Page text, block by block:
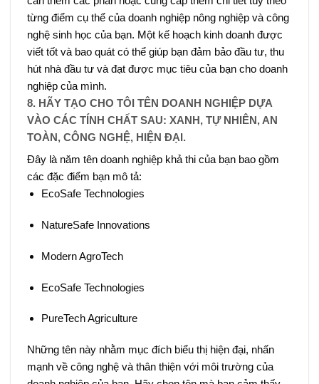
từng điểm cụ thể của doanh nghiệp nông nghiệp và công
nghệ sinh học của bạn. Một kế hoạch kinh doanh được
viết tốt và bao quát có thể giúp bạn đảm bảo đầu tư, thu
hút nhà đầu tư và đạt được mục tiêu của bạn cho doanh
nghiệp của mình.
8. HÃY TẠO CHO TÔI TÊN DOANH NGHIỆP DỰA
VÀO CÁC TÍNH CHẤT SAU: XANH, TỰ NHIÊN, AN
TOÀN, CÔNG NGHỆ, HIỆN ĐẠI.
Đây là năm tên doanh nghiệp khả thi của bạn bao gồm
các đặc điểm bạn mô tả:
EcoSafe Technologies
NatureSafe Innovations
Modern AgroTech
EcoSafe Technologies
PureTech Agriculture
Những tên này nhằm mục đích biểu thị hiện đại, nhấn
mạnh về công nghệ và thân thiện với môi trường của